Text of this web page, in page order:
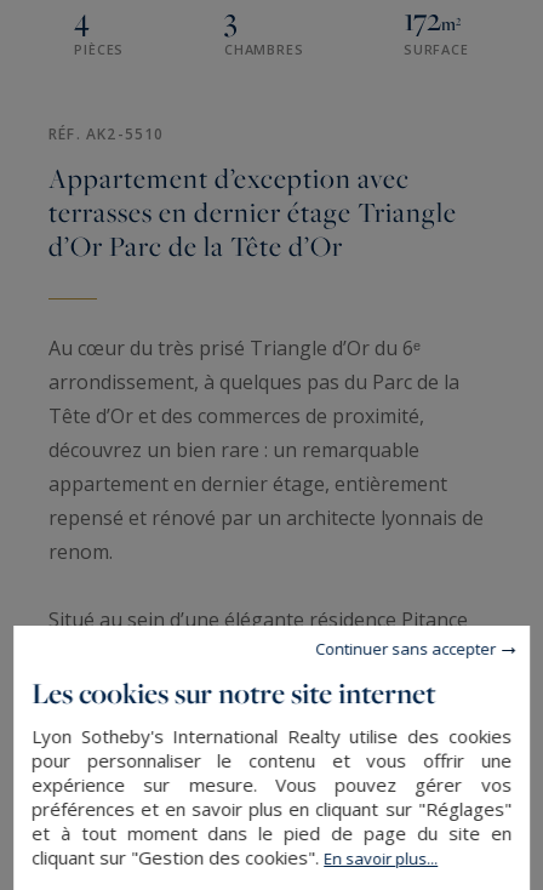
4
PIÈCES
3
CHAMBRES
172m²
SURFACE
RÉF. AK2-5510
Appartement d’exception avec
terrasses en dernier étage Triangle
d’Or Parc de la Tête d’Or
Au cœur du très prisé Triangle d’Or du 6ᵉ
arrondissement, à quelques pas du Parc de la
Tête d’Or et des commerces de proximité,
découvrez un bien rare : un remarquable
appartement en dernier étage, entièrement
repensé et rénové par un architecte lyonnais de
renom.
Situé au sein d’une élégante résidence Pitance
des années 1990, cet appartement-terrasse
bénéficie d’une luminosité exceptionnelle grâce à
unique, entre calme résidentiel et attractivité
commerçante du 6e.
Dès l’entrée, les volumes séduisent par leur
Les cookies sur notre site internet
Lyon Sotheby's International Realty utilise des cookies
pour personnaliser le contenu et vous offrir une
expérience sur mesure. Vous pouvez gérer vos
préférences et en savoir plus en cliquant sur "Réglages"
et à tout moment dans le pied de page du site en
cliquant sur "Gestion des cookies".En savoir plus...
Continuer sans accepter